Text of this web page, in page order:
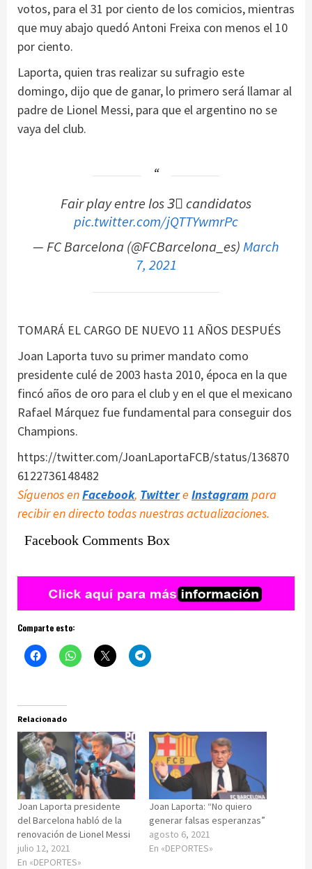
votos, para el 31 por ciento de los comicios, mientras
que muy abajo quedó Antoni Freixa con menos el 10
por ciento.
Laporta, quien tras realizar su sufragio este
domingo, dijo que de ganar, lo primero será llamar al
padre de Lionel Messi, para que el argentino no se
vaya del club.
Fair play entre los 3⃣ candidatos
pic.twitter.com/jQTTYwmrPc
— FC Barcelona (@FCBarcelona_es)March
7, 2021
TOMARÁ EL CARGO DE NUEVO 11 AÑOS DESPUÉS
Joan Laporta tuvo su primer mandato como
presidente culé de 2003 hasta 2010, época en la que
fincó años de oro para el club y en el que el mexicano
Rafael Márquez fue fundamental para conseguir dos
Champions.
https://twitter.com/JoanLaportaFCB/status/136870
6122736148482
Síguenos enFacebook, Twittere Instagram para
recibir en directo todas nuestras actualizaciones.
Facebook Comments Box
Comparte esto:
Relacionado
Joan Laporta presidente
del Barcelona habló de la
renovación de Lionel Messi
julio 12, 2021
En «DEPORTES»
Joan Laporta: “No quiero
generar falsas esperanzas”
agosto 6, 2021
En «DEPORTES»